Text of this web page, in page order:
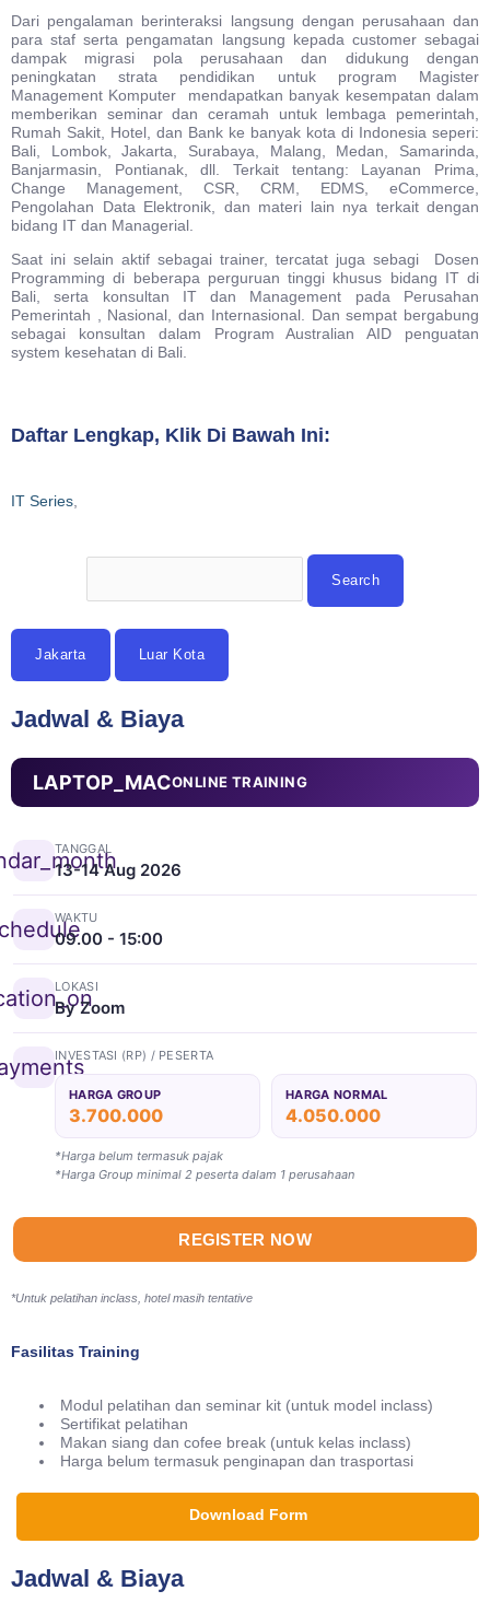
Dari pengalaman berinteraksi langsung dengan perusahaan dan
para staf serta pengamatan langsung kepada customer sebagai
dampak migrasi pola perusahaan dan didukung dengan
peningkatan strata pendidikan untuk program Magister
Management Komputer mendapatkan banyak kesempatan dalam
memberikan seminar dan ceramah untuk lembaga pemerintah,
Rumah Sakit, Hotel, dan Bank ke banyak kota di Indonesia seperi:
Bali, Lombok, Jakarta, Surabaya, Malang, Medan, Samarinda,
Banjarmasin, Pontianak, dll. Terkait tentang: Layanan Prima,
Change Management, CSR, CRM, EDMS, eCommerce,
Pengolahan Data Elektronik, dan materi lain nya terkait dengan
bidang IT dan Managerial.
Saat ini selain aktif sebagai trainer, tercatat juga sebagi Dosen
Programming di beberapa perguruan tinggi khusus bidang IT di
Bali, serta konsultan IT dan Management pada Perusahan
Pemerintah , Nasional, dan Internasional. Dan sempat bergabung
sebagai konsultan dalam Program Australian AID penguatan
system kesehatan di Bali.
Daftar Lengkap, Klik Di Bawah Ini:
IT Series,
Jakarta Luar Kota
Jadwal & Biaya
LAPTOP_MACONLINE TRAINING
TANGGAL
13-14 Aug 2026
WAKTU
09.00 - 15:00
LOKASI
By Zoom
INVESTASI (RP) / PESERTA
HARGA GROUP
3.700.000
HARGA NORMAL
4.050.000
*Harga belum termasuk pajak
*Harga Group minimal 2 peserta dalam 1 perusahaan
REGISTER NOW
*Untuk pelatihan inclass, hotel masih tentative
Fasilitas Training
Modul pelatihan dan seminar kit (untuk model inclass)
Sertifikat pelatihan
Makan siang dan cofee break (untuk kelas inclass)
Harga belum termasuk penginapan dan trasportasi
Download Form
Jadwal & Biaya